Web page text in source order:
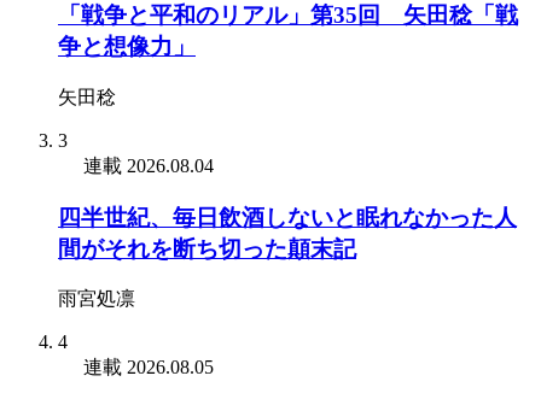
「戦争と平和のリアル」第35回 矢田稔「戦
争と想像力」
矢田稔
3
連載 2026.08.04
四半世紀、毎日飲酒しないと眠れなかった人
間がそれを断ち切った顛末記
雨宮処凛
4
連載 2026.08.05